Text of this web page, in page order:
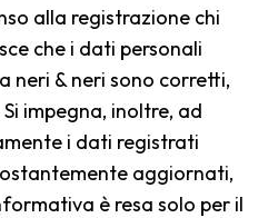
alla registrazione chi
che i dati personali
neri & neri sono corretti,
impegna, inoltre, ad
i dati registrati
aggiornati,
è resa solo per il